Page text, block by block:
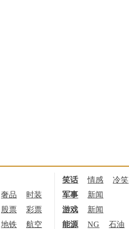
笑话 情感 冷笑
奢品 时装 军事 新闻
股票 彩票 游戏 新闻
地铁 航空 能源 NG 石油